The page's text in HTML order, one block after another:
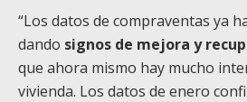
“Los datos de compraventas ya
dando signos de mejora y
que ahora mismo hay mucho
vivienda. Los datos de enero